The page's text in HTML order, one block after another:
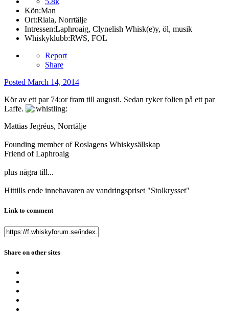
Kön:Man
Ort:Riala, Norrtälje
Intressen:Laphroaig, Clynelish Whisk(e)y, öl, musik
Whiskyklubb:RWS, FOL
Report
Share
Posted March 14, 2014
Kör av ett par 74:or fram till augusti. Sedan ryker folien på ett par
Laffe.
Mattias Jegréus, Norrtälje
Founding member of Roslagens Whiskysällskap
Friend of Laphroaig
plus några till...
Hittills ende innehavaren av vandringspriset "Stolkrysset"
Link to comment
Share on other sites